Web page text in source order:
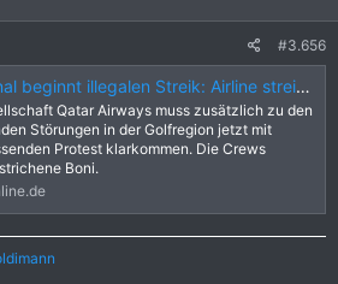
#3.656
beginnt illegalen Streik: Airline streicht Boni
Qatar Airways muss zusätzlich zu den
Störungen in der Golfregion jetzt mit
Protest klarkommen. Die Crews
Boni.